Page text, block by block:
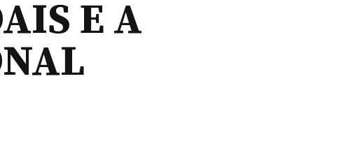
E A